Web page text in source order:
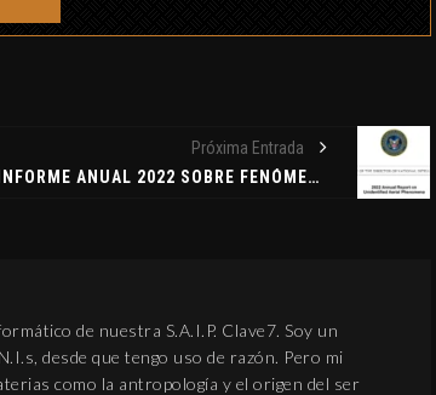
Próxima Entrada
INFORME ANUAL 2022 SOBRE FENÓMENOS AÉREOS NO IDENTIFICADOS
de nuestra S.A.I.P. Clave7. Soy un
desde que tengo uso de razón. Pero mi
como la antropología y el origen del ser